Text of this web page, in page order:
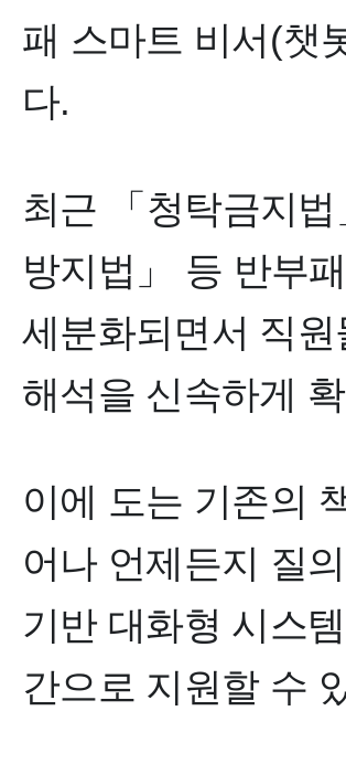
패 스마트 비서(챗
다.
최근 「 청탁금지법
방지법 」 등 반부
세분화되면서 직
해석을 신속하게
이에 도는 기존의
어나 언제든지 질의
기반 대화형 시스
간으로 지원할 수